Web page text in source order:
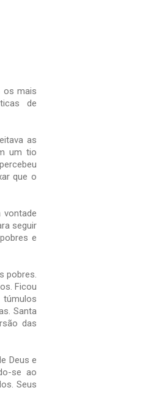
os mais
de
as
um tio
que o
seguir
e
pobres.
Ficou
túmulos
Santa
das
Deus e
se ao
Seus